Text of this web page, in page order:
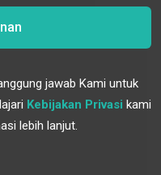
jawab Kami untuk
Kebijakan Privasi kami
lebih lanjut.